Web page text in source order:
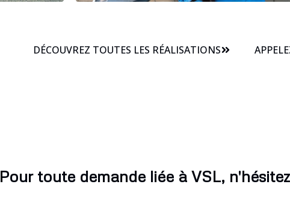
DÉCOUVREZ TOUTES LES RÉALISATIONS
Pour toute demande liée à VSL,